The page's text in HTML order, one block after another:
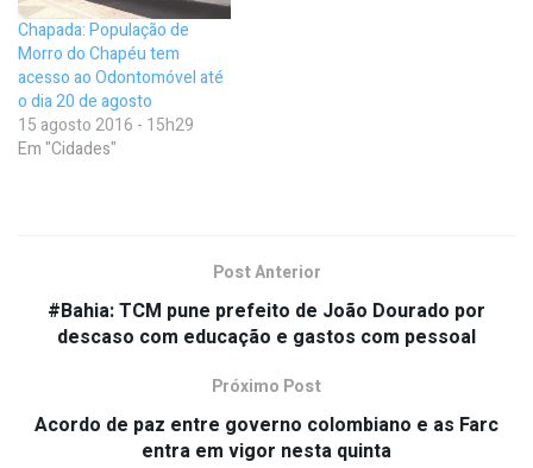
Chapada: População de
Morro do Chapéu tem
acesso ao Odontomóvel até
o dia 20 de agosto
15 agosto 2016 - 15h29
Em "Cidades"
Post Anterior
#Bahia: TCM pune prefeito de João Dourado por
descaso com educação e gastos com pessoal
Próximo Post
Acordo de paz entre governo colombiano e as Farc
entra em vigor nesta quinta